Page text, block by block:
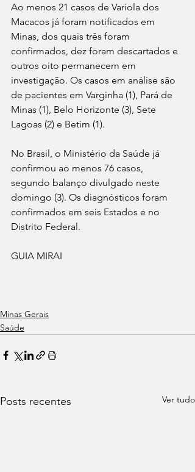
Ao menos 21 casos de Varíola dos
Macacos já foram notificados em
Minas, dos quais três foram
confirmados, dez foram descartados e
outros oito permanecem em
investigação. Os casos em análise são
de pacientes em Varginha (1), Pará de
Minas (1), Belo Horizonte (3), Sete
Lagoas (2) e Betim (1).
No Brasil, o Ministério da Saúde já
confirmou ao menos 76 casos,
segundo balanço divulgado neste
domingo (3). Os diagnósticos foram
confirmados em seis Estados e no
Distrito Federal.
GUIA MIRAI
Minas Gerais
Saúde
Posts recentes Ver tudo